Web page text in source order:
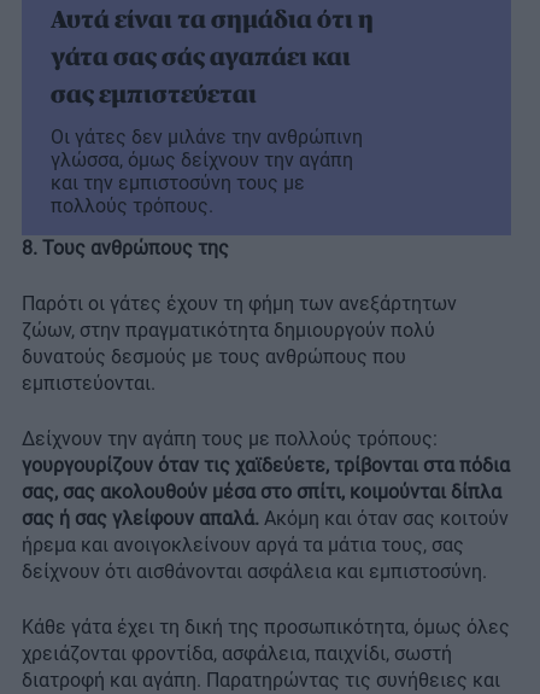
Αυτά είναι τα σημάδια ότι η
γάτα σας σάς αγαπάει και
σας εμπιστεύεται
Οι γάτες δεν μιλάνε την ανθρώπινη
γλώσσα, όμως δείχνουν την αγάπη
και την εμπιστοσύνη τους με
πολλούς τρόπους.
8. Τους ανθρώπους της
Παρότι οι γάτες έχουν τη φήμη των ανεξάρτητων
ζώων, στην πραγματικότητα δημιουργούν πολύ
δυνατούς δεσμούς με τους ανθρώπους που
εμπιστεύονται.
Δείχνουν την αγάπη τους με πολλούς τρόπους:
γουργουρίζουν όταν τις χαϊδεύετε, τρίβονται στα πόδια
σας, σας ακολουθούν μέσα στο σπίτι, κοιμούνται δίπλα
σας ή σας γλείφουν απαλά. Ακόμη και όταν σας κοιτούν
ήρεμα και ανοιγοκλείνουν αργά τα μάτια τους, σας
δείχνουν ότι αισθάνονται ασφάλεια και εμπιστοσύνη.
Κάθε γάτα έχει τη δική της προσωπικότητα, όμως όλες
χρειάζονται φροντίδα, ασφάλεια, παιχνίδι, σωστή
διατροφή και αγάπη. Παρατηρώντας τις συνήθειες και